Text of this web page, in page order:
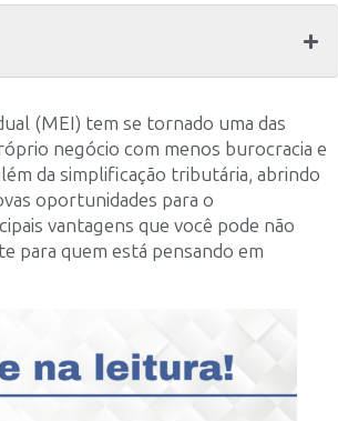
(MEI) tem se tornado uma das
negócio com menos burocracia e
da simplificação tributária, abrindo
oportunidades para o
vantagens que você pode não
para quem está pensando em